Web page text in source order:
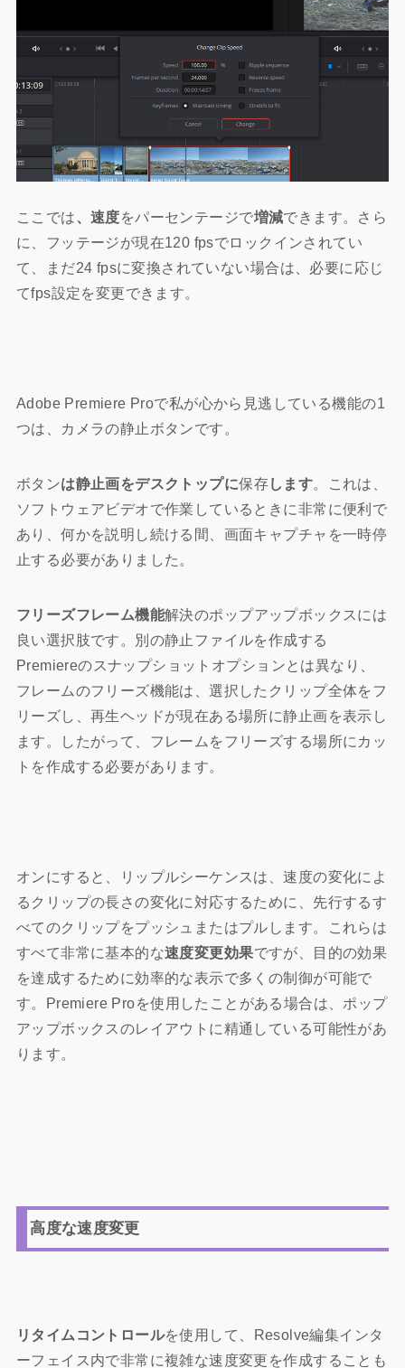
ここでは、速度をパーセンテージで増減できます。さら
に、フッテージが現在120 fpsでロックインされてい
て、まだ24 fpsに変換されていない場合は、必要に応じ
てfps設定を変更できます。
Adobe Premiere Proで私が心から見逃している機能の1
つは、カメラの静止ボタンです。
ボタンは静止画をデスクトップに保存します。これは、
ソフトウェアビデオで作業しているときに非常に便利で
あり、何かを説明し続ける間、画面キャプチャを一時停
止する必要がありました。
フリーズフレーム機能解決のポップアップボックスには
良い選択肢です。別の静止ファイルを作成する
Premiereのスナップショットオプションとは異なり、
フレームのフリーズ機能は、選択したクリップ全体をフ
リーズし、再生ヘッドが現在ある場所に静止画を表示し
ます。したがって、フレームをフリーズする場所にカッ
トを作成する必要があります。
オンにすると、リップルシーケンスは、速度の変化によ
るクリップの長さの変化に対応するために、先行するす
べてのクリップをプッシュまたはプルします。これらは
すべて非常に基本的な速度変更効果ですが、目的の効果
を達成するために効率的な表示で多くの制御が可能で
す。 Premiere Proを使用したことがある場合は、ポップ
アップボックスのレイアウトに精通している可能性があ
ります。
高度な速度変更
リタイムコントロールを使用して、Resolve編集インタ
ーフェイス内で非常に複雑な速度変更を作成することも